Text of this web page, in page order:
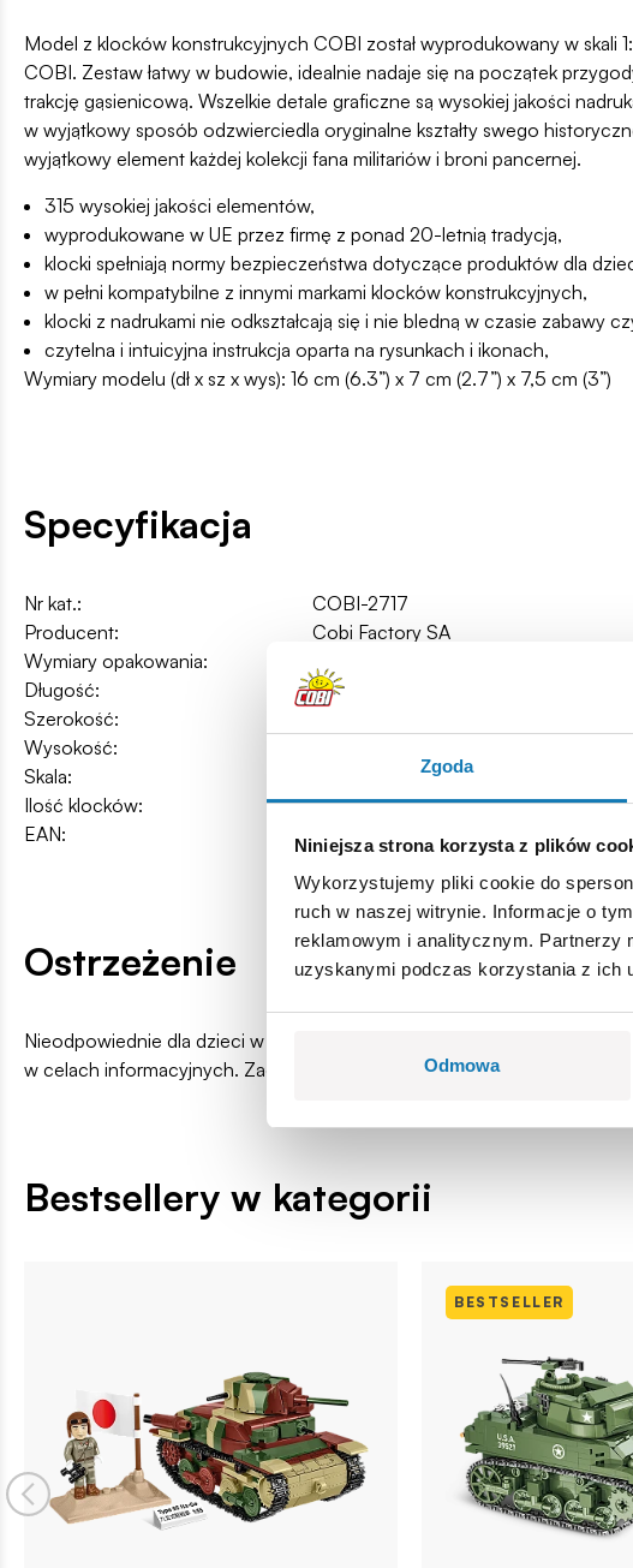
Zgoda
Niniejsza strona korzysta z plików
Wykorzystujemy pliki cookie do
ruch w naszej witrynie. Informacje o
reklamowym i analitycznym. Partnerzy
uzyskanymi podczas korzystania z ich
Odmowa
Model z klocków konstrukcyjnych COBI został wyprodukowany w
COBI. Zestaw łatwy w budowie, idealnie nadaje się na początek
trakcję gąsienicową. Wszelkie detale graficzne są wysokiej jakości
w wyjątkowy sposób odzwierciedla oryginalne kształty swego
wyjątkowy element każdej kolekcji fana militariów i broni pancernej.
315 wysokiej jakości elementów,
wyprodukowane w UE przez firmę z ponad 20-letnią tradycją,
klocki spełniają normy bezpieczeństwa dotyczące produktów dla
w pełni kompatybilne z innymi markami klocków konstrukcyjnych,
klocki z nadrukami nie odkształcają się i nie bledną w czasie zabawy
czytelna i intuicyjna instrukcja oparta na rysunkach i ikonach,
Wymiary modelu (dł x sz x wys): 16 cm (6.3”) x 7 cm (2.7”) x 7,5 cm (3”)
Specyfikacja
Nr kat.:
COBI-2717
Producent:
Cobi Factory SA
Wymiary opakowania:
Długość:
16 cm / 6.3″
Szerokość:
Wysokość:
Skala:
Ilość klocków:
315
EAN:
5902251027179
Ostrzeżenie
Nieodpowiednie dla dzieci w wieku poniżej 3 lat. Zawiera małe części,
w celach informacyjnych. Zachowuje się prawo do zmiany kolorów i
Bestsellery w kategorii
BESTSELLER